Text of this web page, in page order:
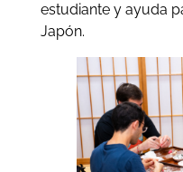
estudiante y ayuda
Japón.